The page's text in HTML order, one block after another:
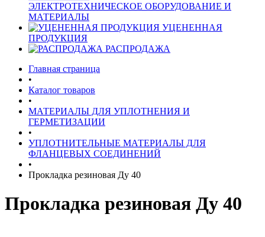
ЭЛЕКТРОТЕХНИЧЕСКОЕ ОБОРУДОВАНИЕ И
МАТЕРИАЛЫ
УЦЕНЕННАЯ
ПРОДУКЦИЯ
РАСПРОДАЖА
Главная страница
•
Каталог товаров
•
МАТЕРИАЛЫ ДЛЯ УПЛОТНЕНИЯ И
ГЕРМЕТИЗАЦИИ
•
УПЛОТНИТЕЛЬНЫЕ МАТЕРИАЛЫ ДЛЯ
ФЛАНЦЕВЫХ СОЕДИНЕНИЙ
•
Прокладка резиновая Ду 40
Прокладка резиновая Ду 40